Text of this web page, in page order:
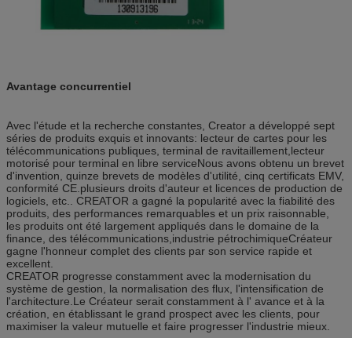
Avantage concurrentiel
Avec l'étude et la recherche constantes, Creator a développé sept
séries de produits exquis et innovants: lecteur de cartes pour les
télécommunications publiques, terminal de ravitaillement,lecteur
motorisé pour terminal en libre serviceNous avons obtenu un brevet
d'invention, quinze brevets de modèles d'utilité, cinq certificats EMV,
conformité CE.plusieurs droits d'auteur et licences de production de
logiciels, etc.. CREATOR a gagné la popularité avec la fiabilité des
produits, des performances remarquables et un prix raisonnable,
les produits ont été largement appliqués dans le domaine de la
finance, des télécommunications,industrie pétrochimiqueCréateur
gagne l'honneur complet des clients par son service rapide et
excellent.
CREATOR progresse constamment avec la modernisation du
système de gestion, la normalisation des flux, l'intensification de
l'architecture.Le Créateur serait constamment à l' avance et à la
création, en établissant le grand prospect avec les clients, pour
maximiser la valeur mutuelle et faire progresser l'industrie mieux.